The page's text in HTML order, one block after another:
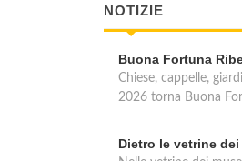
NOTIZIE
Buona Fortuna
Chiese, cappelle,
2026 torna Buona
Dietro le vetrine